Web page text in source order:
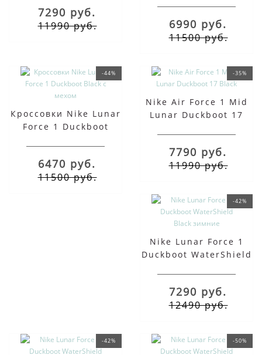
7290 руб.
11990 руб. 6990 руб.
11500 руб.
-44%
Кроссовки Nike Lunar
Force 1 Duckboot
6470 руб.
11500 руб.
-35%
Nike Air Force 1 Mid
Lunar Duckboot 17
7790 руб.
11990 руб.
-42%
Nike Lunar Force 1
Duckboot WaterShield
7290 руб.
12490 руб.
-42% -50%